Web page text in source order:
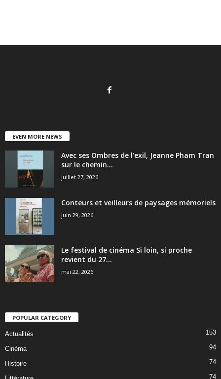
EVEN MORE NEWS
Avec ses Ombres de l’exil, Jeanne Pham Tran
sur le chemin...
juillet 27, 2026
Conteurs et veilleurs de paysages mémoriels
juin 29, 2026
Le festival de cinéma Si loin, si proche
revient du 27...
mai 22, 2026
POPULAR CATEGORY
Actualités 153
Cinéma 94
Histoire 74
74